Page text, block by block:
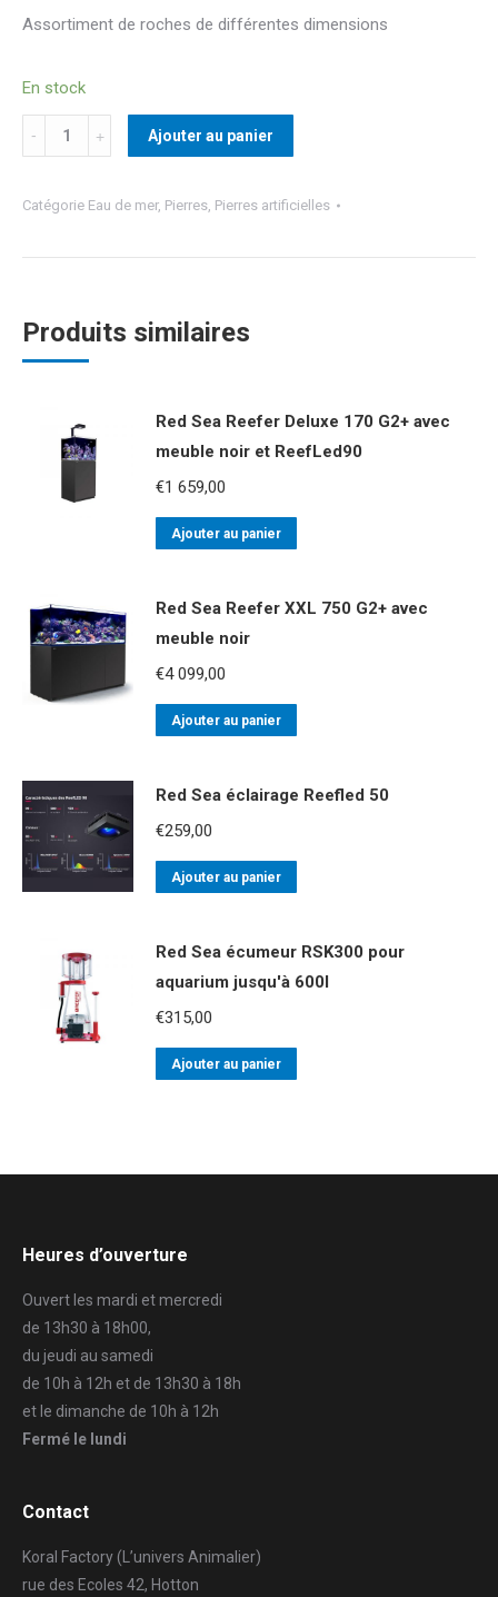
Assortiment de roches de différentes dimensions
En stock
Quantité Ajouter au panier
Catégorie Eau de mer, Pierres, Pierres artificielles
Produits similaires
Red Sea Reefer Deluxe 170 G2+ avec
meuble noir et ReefLed90
€1 659,00
Ajouter au panier
Red Sea Reefer XXL 750 G2+ avec
meuble noir
€4 099,00
Ajouter au panier
Red Sea éclairage Reefled 50
€259,00
Ajouter au panier
Red Sea écumeur RSK300 pour
aquarium jusqu'à 600l
€315,00
Ajouter au panier
Heures d’ouverture
Ouvert les mardi et mercredi
de 13h30 à 18h00,
du jeudi au samedi
de 10h à 12h et de 13h30 à 18h
et le dimanche de 10h à 12h
Fermé le lundi
Contact
Koral Factory (L’univers Animalier)
rue des Ecoles 42, Hotton